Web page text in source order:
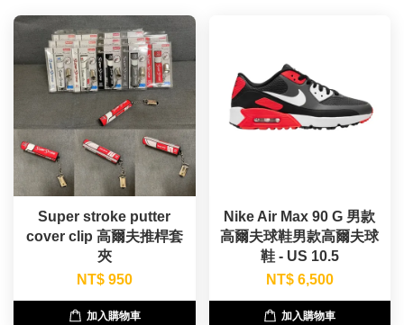
Super stroke putter
cover clip 高爾夫推桿套
夾
NT$ 950
加入購物車
Nike Air Max 90 G 男款
高爾夫球鞋男款高爾夫球
鞋 - US 10.5
NT$ 6,500
加入購物車